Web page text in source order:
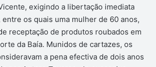
exigindo a libertação imediata
os quais uma mulher de 60 anos,
receptação de produtos roubados em
da Baía. Munidos de cartazes, os
a pena efectiva de dois anos